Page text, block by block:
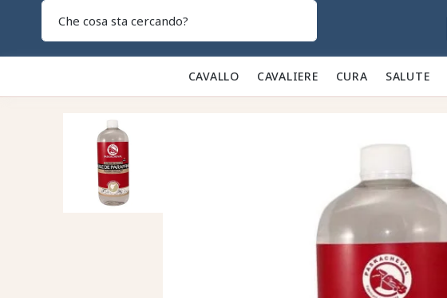
CAVALLO 🐎 CAVALIERE 👕 CURA 🪮 SALUTE ✨